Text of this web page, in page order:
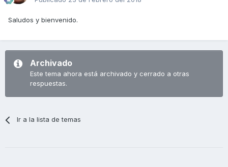
Saludos y bienvenido.
Archivado
Este tema ahora está archivado y cerrado a otras
respuestas.
Ir a la lista de temas